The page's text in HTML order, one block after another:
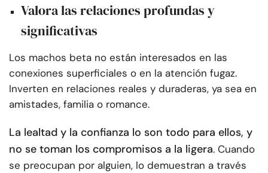
Valora las relaciones profundas y
significativas
Los machos beta no están interesados en las
conexiones superficiales o en la atención fugaz.
Inverten en relaciones reales y duraderas, ya sea en
amistades, familia o romance.
La lealtad y la confianza lo son todo para ellos, y
no se toman los compromisos a la ligera. Cuando
se preocupan por alguien, lo demuestran a través